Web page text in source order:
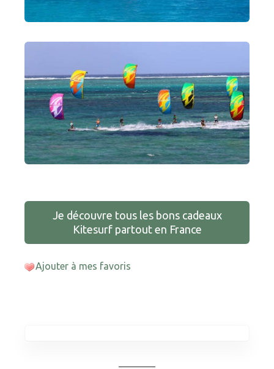
Je découvre tous les bons cadeaux
Kitesurf partout en France
Ajouter à mes favoris